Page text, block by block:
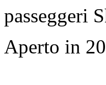
passeggeri
Aperto in